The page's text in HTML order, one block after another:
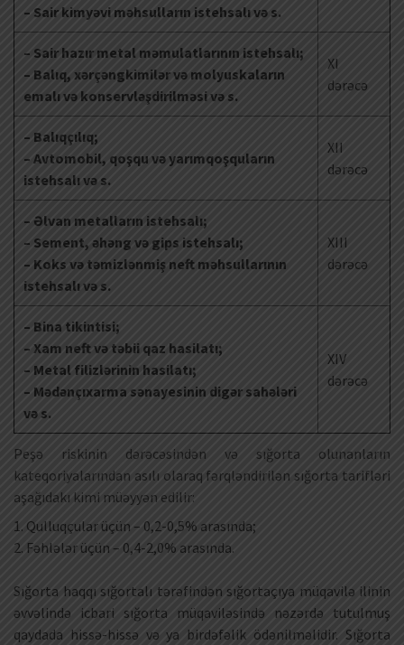
– Sair kimyəvi məhsulların istehsalı və s.
– Sair hazır metal məmulatlarının istehsalı;
– Balıq, xərçəngkimilər və molyuskaların
emalı və konservləşdirilməsi və s.
XI
dərəcə
– Balıqçılıq;
– Avtomobil, qoşqu və yarımqoşquların
istehsalı və s.
XII
dərəcə
– Əlvan metalların istehsalı;
– Sement, əhəng və gips istehsalı;
– Koks və təmizlənmiş neft məhsullarının
istehsalı və s.
XIII
dərəcə
– Bina tikintisi;
– Xam neft və təbii qaz hasilatı;
– Metal filizlərinin hasilatı;
– Mədənçıxarma sənayesinin digər sahələri
və s.
XIV
dərəcə
Peşə riskinin dərəcəsindən və sığorta olunanların
kateqoriyalarından asılı olaraq fərqləndirilən sığorta tarifləri
aşağıdakı kimi müəyyən edilir:
1. Qulluqçular üçün – 0,2-0,5% arasında;
2. Fəhlələr üçün – 0,4-2,0% arasında.
Sığorta haqqı sığortalı tərəfindən sığortaçıya müqavilə ilinin
əvvəlində icbari sığorta müqaviləsində nəzərdə tutulmuş
qaydada hissə-hissə və ya birdəfəlik ödənilməlidir. Sığorta